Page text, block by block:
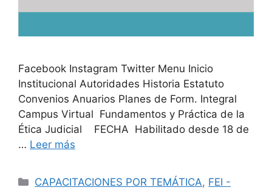
Facebook Instagram Twitter Menu Inicio
Institucional Autoridades Historia Estatuto
Convenios Anuarios Planes de Form. Integral
Campus Virtual Fundamentos y Práctica de la
Ética Judicial FECHA Habilitado desde 18 de
… Leer más
CAPACITACIONES POR TEMÁTICA, FEI -